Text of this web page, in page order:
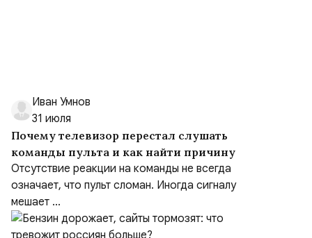
Иван Умнов
31 июля
Почему телевизор перестал слушать
команды пульта и как найти причину
Отсутствие реакции на команды не всегда
означает, что пульт сломан. Иногда сигналу
мешает ...